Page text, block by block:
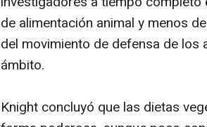
de alimentación animal y menos
del movimiento de defensa de
ámbito.
Knight concluyó que las dietas